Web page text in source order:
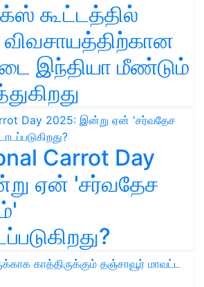
கூட்டத்தில்
இந்தியா மீண்டும்
Carrot Day
ஏன் 'சர்வதேச